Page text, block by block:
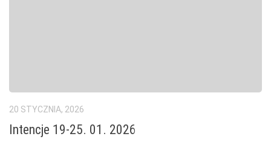
20 STYCZNIA, 2026
Intencje 19-25. 01. 2026